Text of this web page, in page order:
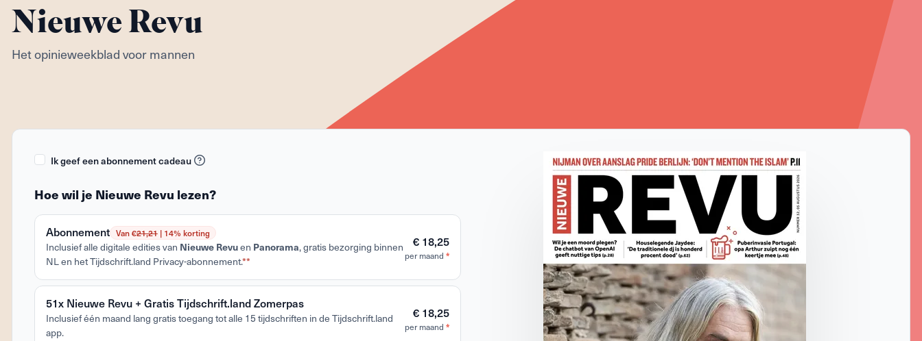
Nieuwe Revu
Het opinieweekblad voor mannen
Ik geef een abonnement cadeau
Hoe wil je Nieuwe Revu lezen?
Van €21,21| 14% korting
Abonnement
Inclusief alle digitale edities van Nieuwe Revuen Panorama, gratis bezorging binnen
NL en het Tijdschrift.land Privacy-abonnement.**
€ 18,25
per maand *
51x Nieuwe Revu + Gratis Tijdschrift.land Zomerpas
Inclusief één maand lang gratis toegang tot alle 15 tijdschriften in de Tijdschrift.land
app.
€ 18,25
per maand *